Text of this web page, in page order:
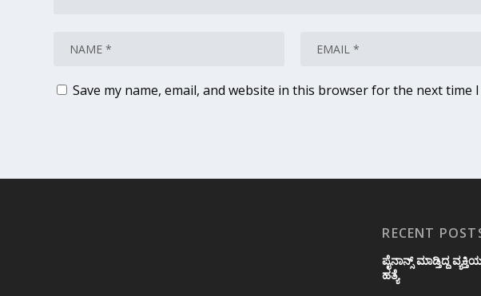
Save my name, email, and website in this browser for the next time
RECENT
ಪೈನಾನ್ಸ್ ಮಾಡ್ತಿದ್ದ
ಹತ್ಯೆ